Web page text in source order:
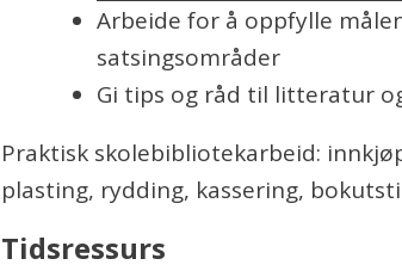
Arbeide for å oppfylle
satsingsområder
Gi tips og råd til litteratur
Praktisk skolebibliotekarbeid:
plasting, rydding, kassering,
Tidsressurs